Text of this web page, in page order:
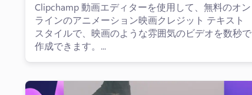
Clipchamp 動画エディターを使用して、無料のオン
ラインのアニメーション映画クレジット テキスト
スタイルで、映画のような雰囲気のビデオを数秒で
作成できます。...